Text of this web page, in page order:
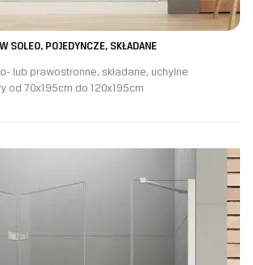
SOLEO, POJEDYNCZE, SKŁADANE
lub prawostronne, składane, uchylne
od 70x195cm do 120x195cm